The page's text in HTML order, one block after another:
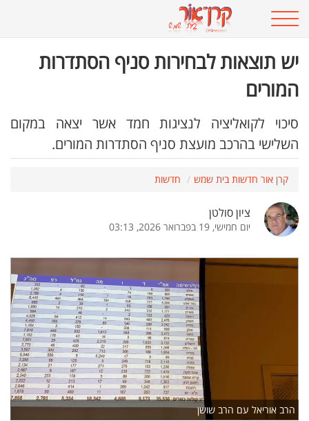
יש תוצאות לבחירות סניף הסתדרות
המורים
סיכוי לקואליציה לנציגות חמד אשר יצאה במקום
השלישי בהרכב מועצת סניף הסתדרות המורים.
קרן אור חדשות בית שמש חדשות
ציון סולטן
יום חמישי, 19 בפברואר 2026, 03:13
הרב אוריאל עם הרב שושן